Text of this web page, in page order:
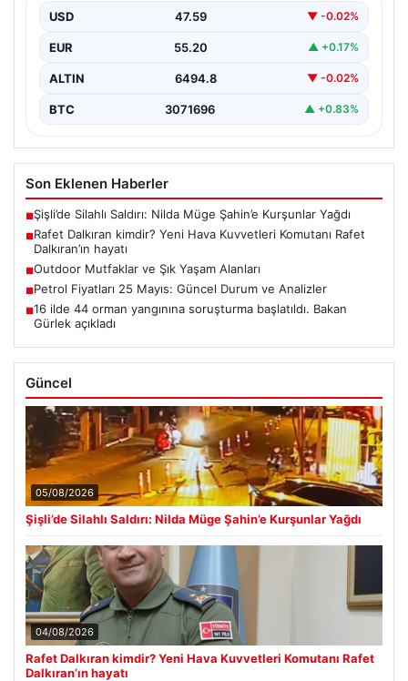
USD 47.59 ▼ -0.02%
EUR 55.20 ▲ +0.17%
ALTIN 6494.8 ▼ -0.02%
BTC 3071696 ▲ +0.83%
Son Eklenen Haberler
■Şişli’de Silahlı Saldırı: Nilda Müge Şahin’e Kurşunlar Yağdı
■Rafet Dalkıran kimdir? Yeni Hava Kuvvetleri Komutanı Rafet
Dalkıran’ın hayatı
■Outdoor Mutfaklar ve Şık Yaşam Alanları
■Petrol Fiyatları 25 Mayıs: Güncel Durum ve Analizler
■16 ilde 44 orman yangınına soruşturma başlatıldı. Bakan
Gürlek açıkladı
Güncel
05/08/2026
Şişli’de Silahlı Saldırı: Nilda Müge Şahin’e Kurşunlar Yağdı
04/08/2026
Rafet Dalkıran kimdir? Yeni Hava Kuvvetleri Komutanı Rafet
Dalkıran’ın hayatı